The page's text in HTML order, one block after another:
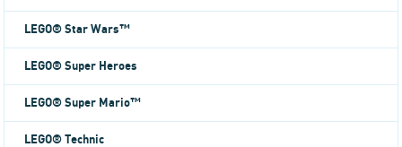
LEGO® Star Wars™
LEGO® Super Heroes
LEGO® Super Mario™
LEGO® Technic